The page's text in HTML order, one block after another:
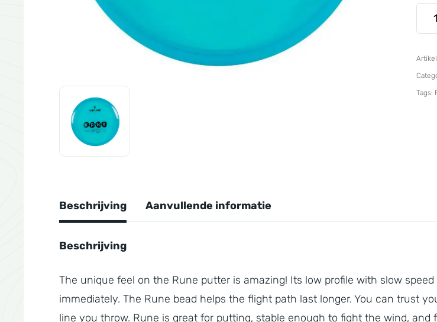
Tags:
Beschrijving Aanvullende informatie
Beschrijving
The unique feel on the Rune putter is amazing! Its low profile with slow
immediately. The Rune bead helps the flight path last longer. You can trust
line you throw. Rune is great for putting, stable enough to fight the wind, and